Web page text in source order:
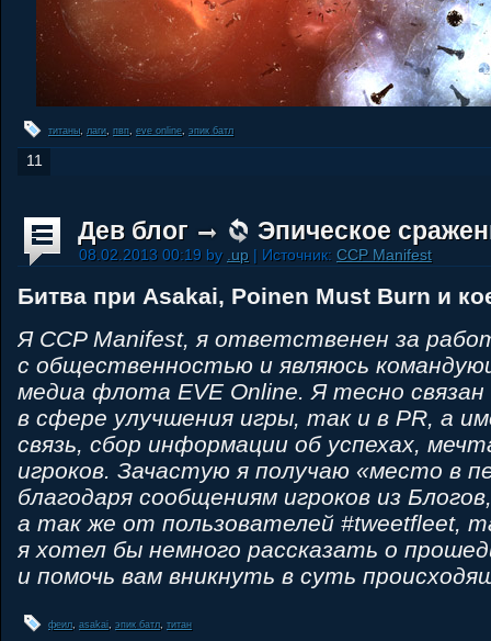
титаны, лаги, пвп, eve online, эпик батл
11
Дев блог Эпическое
08.02.2013 00:19 by .up | Источник: CCP Manifest
Битва при Asakai, Poinen Must Burn и
Я CCP Manifest, я ответственен за
с общественностью и являюсь
медиа флота EVE Online. Я тесно связан
в сфере улучшения игры, так и в PR, а
связь, сбор информации об успехах,
игроков. Зачастую я получаю «место в
благодаря сообщениям игроков из
а так же от пользователей #tweetfleet,
я хотел бы немного рассказать о
и помочь вам вникнуть в суть
феил, asakai, эпик батл, титан